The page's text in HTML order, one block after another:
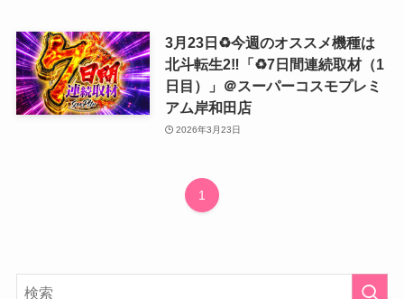
3月23日♻️今週のオススメ機種は
北斗転生2‼️「♻️7日間連続取材（1
日目）」＠スーパーコスモプレミ
アム岸和田店
2026年3月23日
1